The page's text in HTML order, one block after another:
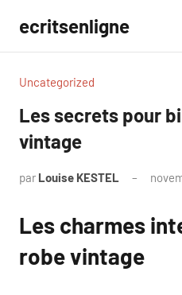
contenu
ecritsenligne
Uncategorized
Les secrets pour
vintage
par Louise KESTEL
Les charmes
robe vintage